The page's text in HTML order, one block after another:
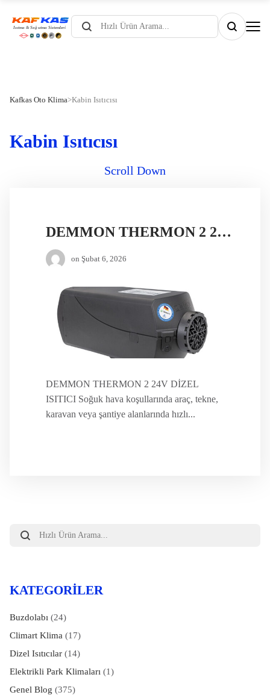
Products
search
Kafkas Oto Klima>Kabin Isıtıcısı
Kabin Isıtıcısı
Scroll Down
DEMMON THERMON 2 24V DİZEL ISITICI
on Şubat 6, 2026
DEMMON THERMON 2 24V DİZEL
ISITICI Soğuk hava koşullarında araç, tekne,
karavan veya şantiye alanlarında hızlı...
search
KATEGORILER
Buzdolabı (24)
Climart Klima (17)
Dizel Isıtıcılar(14)
Elektrikli Park Klimaları (1)
Genel Blog (375)